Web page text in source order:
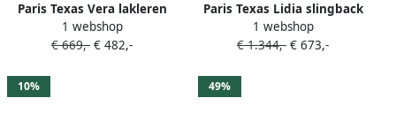
Paris Texas Vera lakleren
pumps Beige
1 webshop
€ 669,- € 482,-
Paris Texas Lidia slingback
pumps Beige
1 webshop
€ 1.344,- € 673,-
10% 49%